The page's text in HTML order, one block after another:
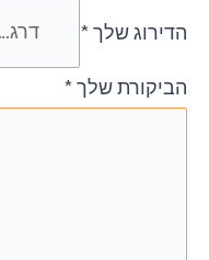
הדירוג שלך*
הביקורת שלך*